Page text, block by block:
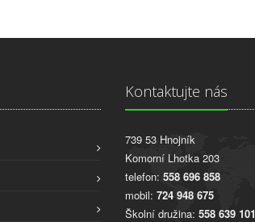
Kontaktujte nás
739 53 Hnojník
Komorní Lhotka 203
telefon: 558 696 858
mobil: 724 948 675
Školní družina: 558 639 101